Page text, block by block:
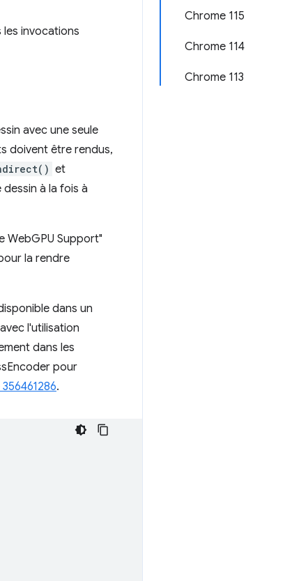
Chrome 115
Chrome 114
Chrome 113
les invocations
avec une seule
doivent être rendus,
et
à la fois à
WebGPU Support"
la rendre
dans un
l'utilisation
dans les
pour
.